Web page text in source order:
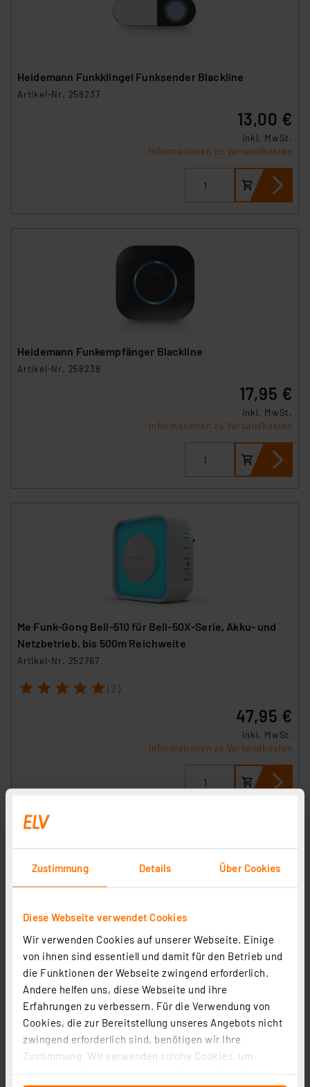
Zustimmung Details Über Cookies
Diese Webseite verwendet Cookies
Wir verwenden Cookies auf unserer Webseite. Einige
von ihnen sind essentiell und damit für den Betrieb und
die Funktionen der Webseite zwingend erforderlich.
Andere helfen uns, diese Webseite und ihre
Erfahrungen zu verbessern. Für die Verwendung von
Cookies, die zur Bereitstellung unseres Angebots nicht
zwingend erforderlich sind, benötigen wir Ihre
Zustimmung. Wir verwenden solche Cookies, um
Heidemann Funkklingel Funksender Blackline
Artikel-Nr. 258237
13,00 €
inkl. MwSt.
Informationen zu Versandkosten
Heidemann Funkempfänger Blackline
Artikel-Nr. 258238
17,95 €
inkl. MwSt.
Informationen zu Versandkosten
Me Funk-Gong Bell-510 für Bell-50X-Serie, Akku- und
Netzbetrieb, bis 500m Reichweite
Artikel-Nr. 252767
1 2 3 4 5 (2)
47,95 €
inkl. MwSt.
Informationen zu Versandkosten
Artikel-Nr. 258094
Informationen zu Versandkosten
RELTECH Mechanischer Klingelgong, weiß, RMG4
Artikel-Nr. 258096
10,00 €